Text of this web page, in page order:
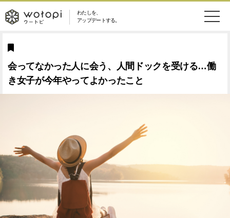
わたしを、
アップデートする。
wotopi
ウ
ピ
メ
ニ
ュ
美容・コスメ 妊娠・出産
健康 ワークスタイル
ソーシャル
アイテム
会ってなかった人に会う、人間ドックを受ける…働
き女子が今年やってよかったこと